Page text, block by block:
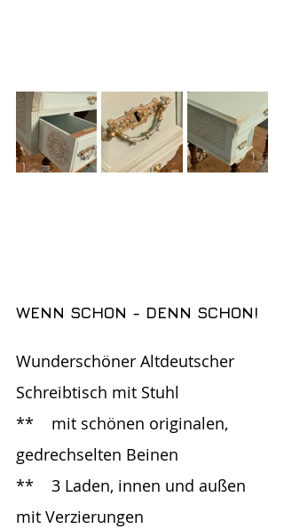
WENN SCHON - DENN SCHON!
Wunderschöner Altdeutscher
Schreibtisch mit Stuhl
**	mit schönen originalen,
gedrechselten Beinen
**	3 Laden, innen und außen
mit Verzierungen